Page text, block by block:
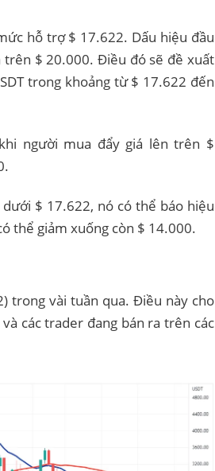
hỗ trợ $ 17.622. Dấu hiệu đầu
trên $ 20.000. Điều đó sẽ đề xuất
trong khoảng từ $ 17.622 đến
người mua đẩy giá lên trên $
$ 17.622, nó có thể báo hiệu
thể giảm xuống còn $ 14.000.
trong vài tuần qua. Điều này cho
các trader đang bán ra trên các